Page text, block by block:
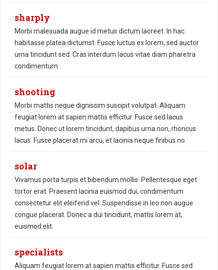
sharply
Morbi malesuada augue id metus dictum laoreet. In hac
habitasse platea dictumst. Fusce luctus ex lorem, sed auctor
urna tincidunt sed. Cras interdum lacus vitae diam pharetra
condimentum.
shooting
Morbi mattis neque dignissim suscipit volutpat. Aliquam
feugiat lorem at sapien mattis efficitur. Fusce sed lacus
metus. Donec ut lorem tincidunt, dapibus urna non, rhoncus
lacus. Fusce placerat mi arcu, et lacinia neque finibus no
solar
Vivamus porta turpis et bibendum mollis. Pellentesque eget
tortor erat. Praesent lacinia euismod dui, condimentum
consectetur elit eleifend vel. Suspendisse in leo non augue
congue placerat. Donec a dui tincidunt, mattis lorem at,
euismod elit.
specialists
Aliquam feugiat lorem at sapien mattis efficitur. Fusce sed